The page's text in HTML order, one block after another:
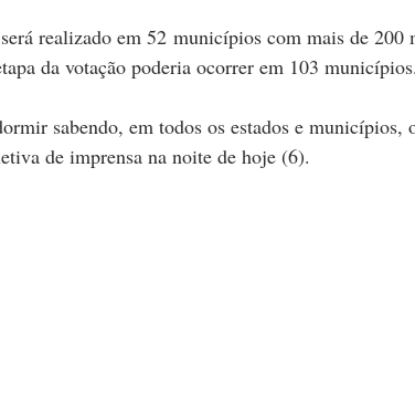
realizado em 52 municípios com mais de
da votação poderia ocorrer em 103 municípios.
sabendo, em todos os estados e municípios,
de imprensa na noite de hoje (6).